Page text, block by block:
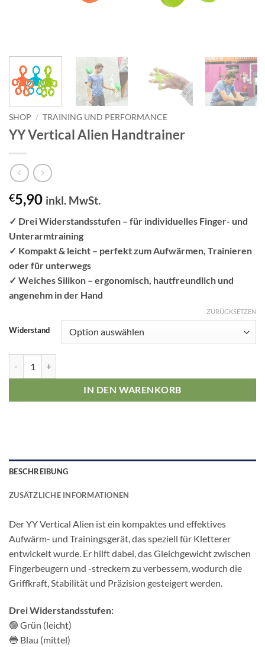
SHOP / TRAINING UND PERFORMANCE
YY Vertical Alien Handtrainer
€5,90 inkl. MwSt.
✓ Drei Widerstandsstufen – für individuelles Finger- und
Unterarmtraining
✓ Kompakt & leicht – perfekt zum Aufwärmen, Trainieren
oder für unterwegs
✓ Weiches Silikon – ergonomisch, hautfreundlich und
angenehm in der Hand
Widerstand
ZURÜCKSETZEN
IN DEN WARENKORB
BESCHREIBUNG
ZUSÄTZLICHE INFORMATIONEN
Der YY Vertical Alien ist ein kompaktes und effektives
Aufwärm- und Trainingsgerät, das speziell für Kletterer
entwickelt wurde. Er hilft dabei, das Gleichgewicht zwischen
Fingerbeugern und -streckern zu verbessern, wodurch die
Griffkraft, Stabilität und Präzision gesteigert werden.
Drei Widerstandsstufen:
🟢 Grün (leicht)
🔵 Blau (mittel)